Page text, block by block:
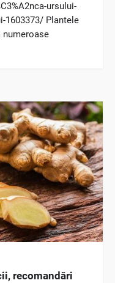
ursului-
1603373/ Plantele
numeroase
recomandări